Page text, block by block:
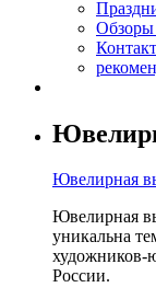
Обзоры
Ювелирная
Ювелирная
уникальна
художников-
России.